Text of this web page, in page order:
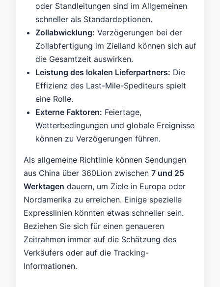
oder Standleitungen sind im Allgemeinen
schneller als Standardoptionen.
Zollabwicklung: Verzögerungen bei der
Zollabfertigung im Zielland können sich auf
die Gesamtzeit auswirken.
Leistung des lokalen Lieferpartners: Die
Effizienz des Last-Mile-Spediteurs spielt
eine Rolle.
Externe Faktoren: Feiertage,
Wetterbedingungen und globale Ereignisse
können zu Verzögerungen führen.
Als allgemeine Richtlinie können Sendungen
aus China über 360Lion zwischen 7 und 25
Werktagen dauern, um Ziele in Europa oder
Nordamerika zu erreichen. Einige spezielle
Expresslinien könnten etwas schneller sein.
Beziehen Sie sich für einen genaueren
Zeitrahmen immer auf die Schätzung des
Verkäufers oder auf die Tracking-
Informationen.